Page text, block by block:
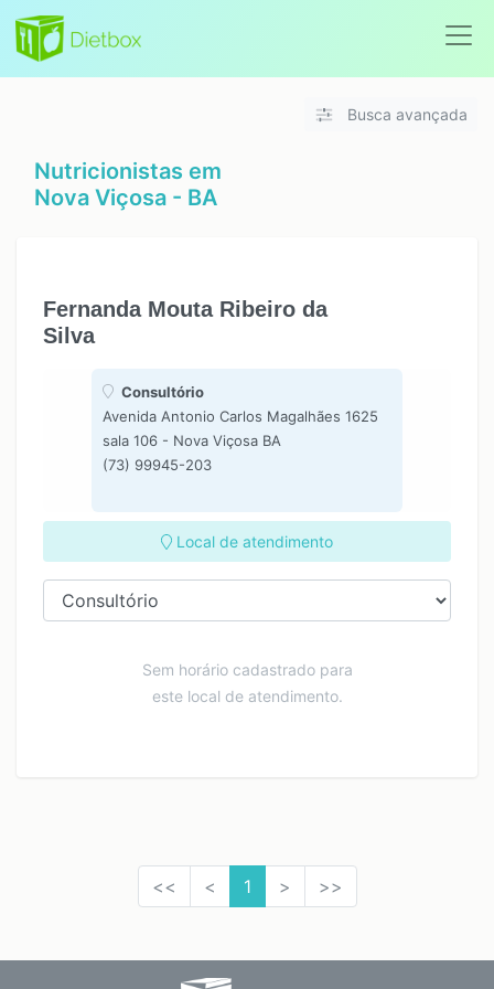
Busca avançada
Nutricionistas em
Nova Viçosa - BA
Fernanda Mouta Ribeiro da
Silva
Consultório
Avenida Antonio Carlos Magalhães 1625
sala 106 - Nova Viçosa BA
(73) 99945-203
Local de atendimento
Sem horário cadastrado para
este local de atendimento.
<< < 1 > >>